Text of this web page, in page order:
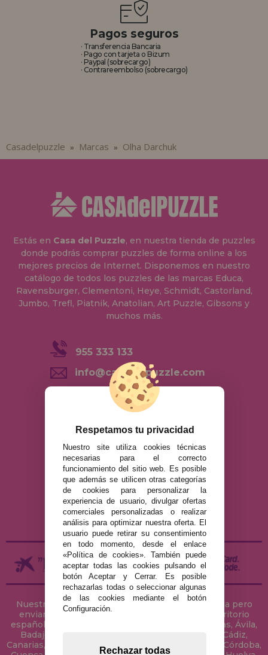
Pagos seguros
· Transferencia Bancaria
· Pago con tarjeta o Bizum
· Paypal (sobrecargo)
· Contrareembolso (sobrecargo)
Casadelpuzzle » Marcas » Olha Darchuk
Estás en Casa del Puzzle, en nuestra tienda de puzzles
donde podrás comprar puzzles de forma online a los
mejores precios de Internet. Disponemos en nuestro
catálogo de todos los puzzles de las marcas Educa,
Ravensburger, Clementoni, Heye, Schmidt, Castorland,
Jumbo, Trefl, Piatnik, Anatolian, Art Puzzle, Gibsons y
muchos más.
955 333 133
info@casadelpuzzle.com
Polígono Industrial Recisur
C/ Pie Solo Diez Nave 5 41500
Alcalá de Guadaira Sevilla,
AVISO LEGAL
POLÍTICA DE PRIVACIDAD
POLÍTICA DE COOKIES
ENVÍOS Y DEVOLUCIONES
DEVOLUCIONES / DESISTIMIENTO
Nuestra tienda de puzzles está ubicada en Sevilla pero
enviamos tus puzzles a cualquier ciudad del territorio
español: Álava, Albacete, Alicante, Almería, Asturias, Ávila,
Badajoz, Baleares, Barcelona, Burgos, Cáceres, Cádiz,
Canarias, Cantabria, Castellón, Ceuta, Ciudad Real, Córdoba,
Respetamos tu privacidad
Nuestro site utiliza cookies técnicas
necesarias para el correcto
funcionamiento del sitio web. Es posible
que además se utilicen otras categorías
de cookies para personalizar la
experiencia de usuario, divulgar ofertas
comerciales personalizadas o realizar
análisis para optimizar nuestra oferta. El
usuario puede retirar su consentimiento
en todo momento, desde el enlace
«Política de cookies». También puede
aceptar todas las cookies pulsando el
botón Aceptar y Cerrar. Es posible
rechazarlas todas o seleccionar algunas
de las cookies mediante el botón
Configuración.
Rechazar todas